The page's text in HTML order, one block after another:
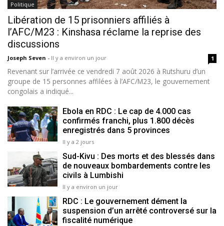
Politique
Libération de 15 prisonniers affiliés à
l’AFC/M23 : Kinshasa réclame la reprise des
discussions
Joseph Seven - Il y a environ un jour 1
Revenant sur l’arrivée ce vendredi 7 août 2026 à Rutshuru d’un
groupe de 15 personnes affilées à l’AFC/M23, le gouvernement
congolais a indiqué...
Ebola en RDC : Le cap de 4.000 cas
confirmés franchi, plus 1.800 décès
enregistrés dans 5 provinces
Il y a 2 jours
Sud-Kivu : Des morts et des blessés dans
de nouveaux bombardements contre les
civils à Lumbishi
Il y a environ un jour
RDC : Le gouvernement dément la
suspension d’un arrêté controversé sur la
fiscalité numérique